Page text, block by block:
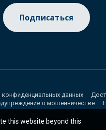
Подписаться
данных
о мошенничестве
this website beyond this